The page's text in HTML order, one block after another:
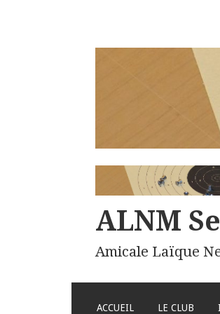
ALNM
Amicale Laïque
ACCUEIL LE CLUB